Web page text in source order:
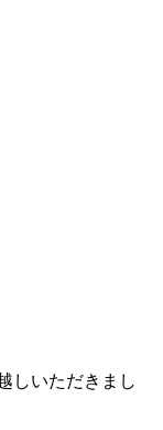
しいただきまし